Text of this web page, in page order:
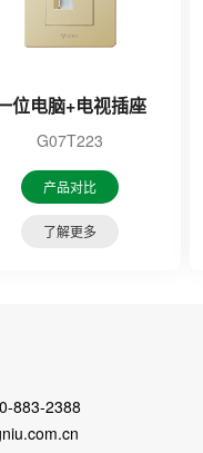
位电脑+电视插座
G07T223
产品对比
了解更多
883-2388